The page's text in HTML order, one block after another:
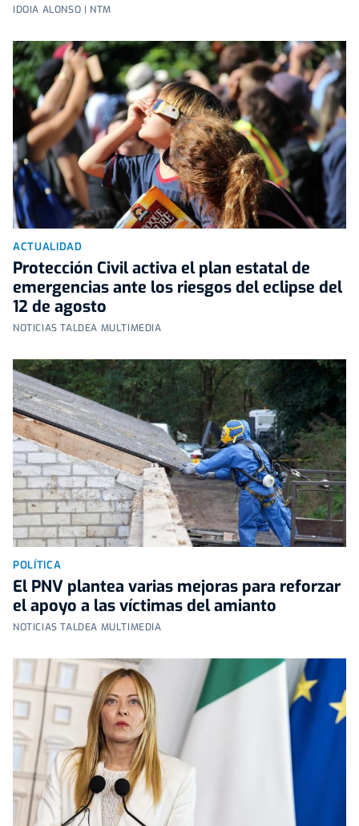
IDOIA ALONSO | NTM
ACTUALIDAD
Protección Civil activa el plan estatal de
emergencias ante los riesgos del eclipse del
12 de agosto
NOTICIAS TALDEA MULTIMEDIA
POLÍTICA
El PNV plantea varias mejoras para reforzar
el apoyo a las víctimas del amianto
NOTICIAS TALDEA MULTIMEDIA